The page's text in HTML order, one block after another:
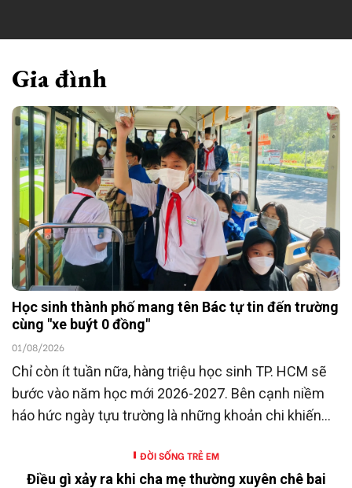
Gia đình
Học sinh thành phố mang tên Bác tự tin đến trường
cùng "xe buýt 0 đồng"
01/08/2026
Chỉ còn ít tuần nữa, hàng triệu học sinh TP. HCM sẽ
bước vào năm học mới 2026-2027. Bên cạnh niềm
háo hức ngày tựu trường là những khoản chi khiến
ĐỜI SỐNG TRẺ EM
Điều gì xảy ra khi cha mẹ thường xuyên chê bai